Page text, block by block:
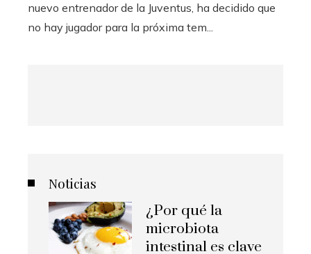
nuevo entrenador de la Juventus, ha decidido que
no hay jugador para la próxima tem...
Noticias
¿Por qué la
microbiota
intestinal es clave